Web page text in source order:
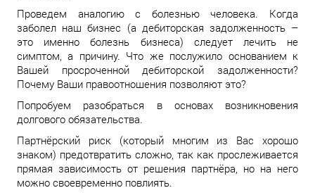
Проведем аналогию с болезнью человека. Когда
заболел наш бизнес (а дебиторская задолженность –
это именно болезнь бизнеса) следует лечить не
симптом, а причину. Что же послужило основанием к
Вашей просроченной дебиторской задолженности?
Почему Ваши правоотношения позволяют это?
Попробуем разобраться в основах возникновения
долгового обязательства.
Партнёрский риск (который многим из Вас хорошо
знаком) предотвратить сложно, так как прослеживается
прямая зависимость от решения партнёра, но на него
можно своевременно повлиять.